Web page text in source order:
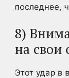
последнее,
8)
на свои
Этот удар